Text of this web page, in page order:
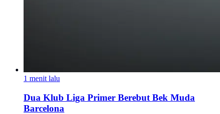
1 menit lalu
Dua Klub Liga Primer Berebut Bek Muda
Barcelona